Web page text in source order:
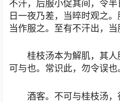
不汗，后服小促其间，令
日一夜乃差，当晬时观之。
当作服之。至有不汗出，当
桂枝汤本为解肌，其
可与也。常识此，勿令误也
酒客。不可与桂枝汤